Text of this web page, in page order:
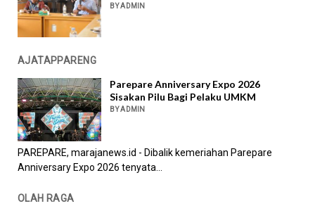
BY ADMIN
AJATAPPARENG
Parepare Anniversary Expo 2026
Sisakan Pilu Bagi Pelaku UMKM
BY ADMIN
PAREPARE, marajanews.id - Dibalik kemeriahan Parepare
Anniversary Expo 2026 tenyata...
OLAH RAGA